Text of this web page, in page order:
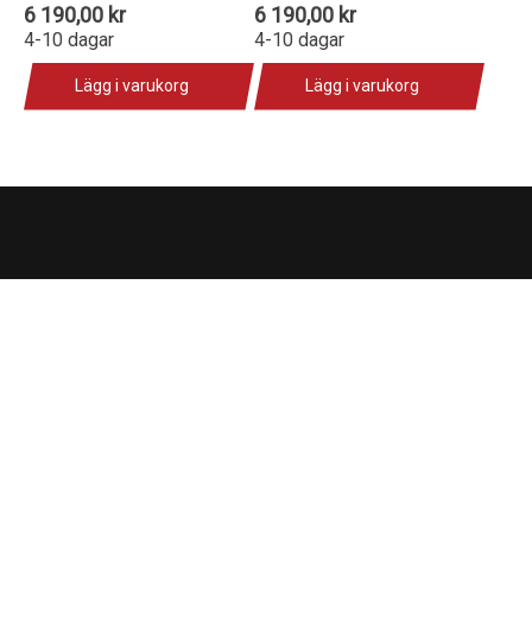
6 190,00 kr
4-10 dagar
Lägg i varukorg
6 190,00 kr
4-10 dagar
Lägg i varukorg